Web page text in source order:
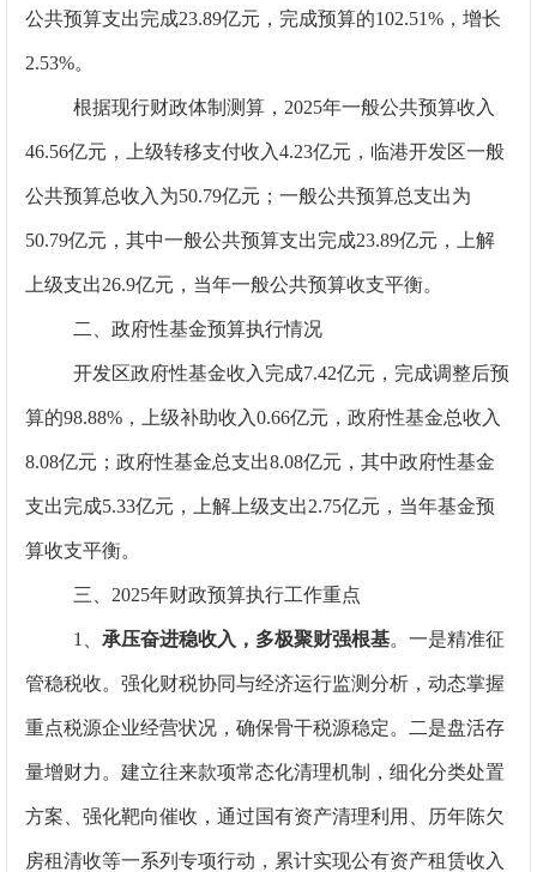
公共预算支出完成23.89亿元，完成预算的102.51%，增长
2.53%。
根据现行财政体制测算，2025年一般公共预算收入
46.56亿元，上级转移支付收入4.23亿元，临港开发区一般
公共预算总收入为50.79亿元；一般公共预算总支出为
50.79亿元，其中一般公共预算支出完成23.89亿元，上解
上级支出26.9亿元，当年一般公共预算收支平衡。
二、政府性基金预算执行情况
开发区政府性基金收入完成7.42亿元，完成调整后预
算的98.88%，上级补助收入0.66亿元，政府性基金总收入
8.08亿元；政府性基金总支出8.08亿元，其中政府性基金
支出完成5.33亿元，上解上级支出2.75亿元，当年基金预
算收支平衡。
三、2025年财政预算执行工作重点
1 、承压奋进稳收入，多极聚财强根基。一是精准征
管稳税收。强化财税协同与经济运行监测分析，动态掌握
重点税源企业经营状况，确保骨干税源稳定。 二是盘活存
量增财力。 建立往来款项常态化清理机制，细化分类处置
方案、强化靶向催收，通过国有资产清理利用、历年陈欠
房租清收等一系列专项行动，累计实现公有资产租赁收入